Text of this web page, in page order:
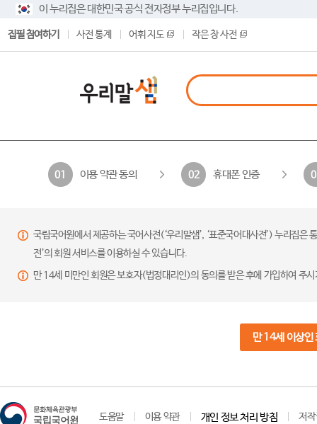
이 누리집은 대한민국 공식 전자정부 누리집입니다.
집필 참여하기 사전 통계 어휘 지도 작은 창 사전
01 이용 약관 동의 02 휴대폰 인증
국립국어원에서 제공하는 국어사전(‘우리말샘’, ‘표준국어대사전’) 누리집
전’의 회원 서비스를 이용하실 수 있습니다.
만 14세 미만인 회원은 보호자(법정대리인)의 동의를 받은 후에 가입하여 주
만 14세 이상인
도움말 이용 약관 개인 정보 처리 방침 저